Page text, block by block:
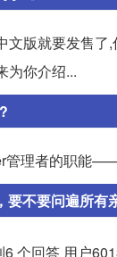
文版就要发售了
为你介绍...
管理者的职能
要不要问遍所有
个回答 用户